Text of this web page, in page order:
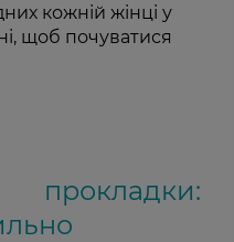
кожній жінці у
щоб почуватися